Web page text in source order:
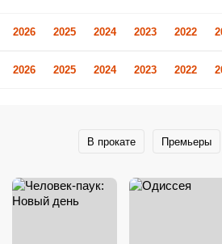
2026 2025 2024 2023 2022
2026 2025 2024 2023 2022
В прокате Премьеры